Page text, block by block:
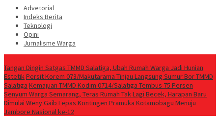
Advetorial
Indeks Berita
Teknologi
Opini
Jurnalisme Warga
Tangan Dingin Satgas TMMD Salatiga, Ubah Rumah Warga Jadi Hunian
EstetikPersit Korem 073/Makutarama Tinjau Langsung Sumur Bor TMMD
Salatiga Kemajuan TMMD Kodim 0714/Salatiga Tembus 75 Persen
Senyum Warga Semarang, Teras Rumah Tak Lagi Becek, Harapan Baru
Dimulai Weny Gaib Lepas Kontingen Pramuka Kotamobagu Menuju
Jambore Nasional ke-12